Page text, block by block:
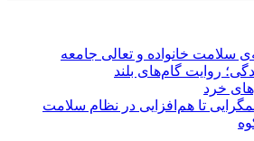
سلامت خانواده و تعالی جامعه
روایت گام‌های بلند
خرد
تا هم‌افزایی در نظام سلامت